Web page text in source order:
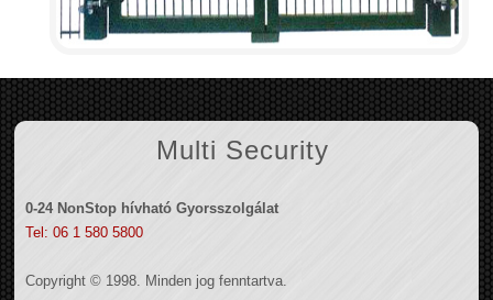
Multi Security
0-24 NonStop hívható Gyorsszolgálat
Tel: 06 1 580 5800
Copyright © 1998. Minden jog fenntartva.